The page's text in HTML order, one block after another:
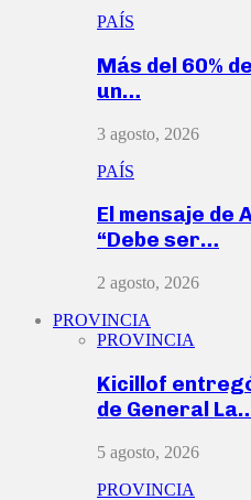
PAÍS
Más del 60%
un…
3 agosto, 2026
PAÍS
El mensaje de
“Debe ser…
2 agosto, 2026
PROVINCIA
PROVINCIA
Kicillof
de General
5 agosto, 2026
PROVINCIA